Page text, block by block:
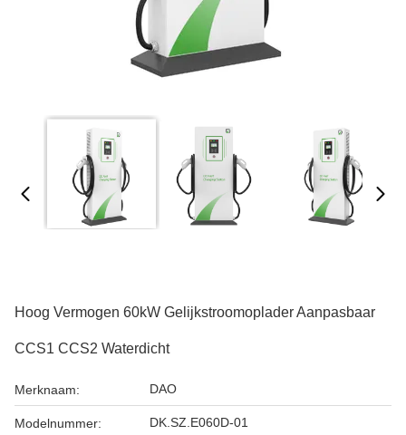
Hoog Vermogen 60kW Gelijkstroomoplader Aanpasbaar
CCS1 CCS2 Waterdicht
Merknaam: DAO
Modelnummer: DK.SZ.E060D-01